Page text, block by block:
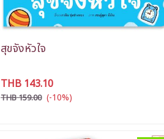
สุขจังหัวใจ
THB 143.10
THB 159.00 (-10%)